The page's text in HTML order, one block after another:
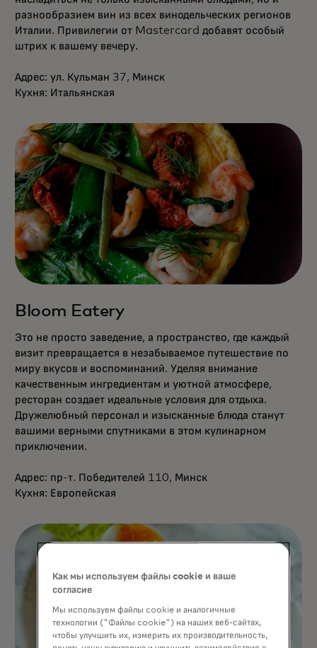
разнообразием вин из всех винодельческих регионов
Италии. Привилегии от Mastercard добавят особый
штрих к вашему вечеру.
Адрес: ул. Кульман 37, Минск
Кухня: Итальянская
Bloom Eatery
Это не просто заведение, а пространство, где каждый
визит превращается в незабываемое путешествие по
миру вкусов и воспоминаний. Уделяя внимание
качественным ингредиентам и уютной атмосфере,
ресторан создает идеальные условия для отдыха.
Дружелюбный персонал и изысканные блюда станут
вашими верными спутниками в этом кулинарном
приключении.
Адрес: пр-т. Победителей 110, Минск
Кухня: Европейская
Как мы используем файлы cookie и ваше
согласие
Мы используем файлы cookie и аналогичные
технологии ("Файлы cookie") на наших веб-сайтах,
чтобы улучшить их, измерить их производительность,